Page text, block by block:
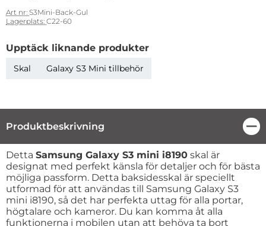
Art nr: S3Mini-Back-Gul
Lagerplats: C22-60
Upptäck liknande produkter
Skal Galaxy S3 Mini tillbehör
Produktbeskrivning
Produktbeskrivning
Detta Samsung Galaxy S3 mini i8190 skal är
designat med perfekt känsla för detaljer och för bästa
möjliga passform. Detta baksidesskal är speciellt
utformad för att användas till Samsung Galaxy S3
mini i8190, så det har perfekta uttag för alla portar,
högtalare och kameror. Du kan komma åt alla
funktionerna i mobilen utan att behöva ta bort